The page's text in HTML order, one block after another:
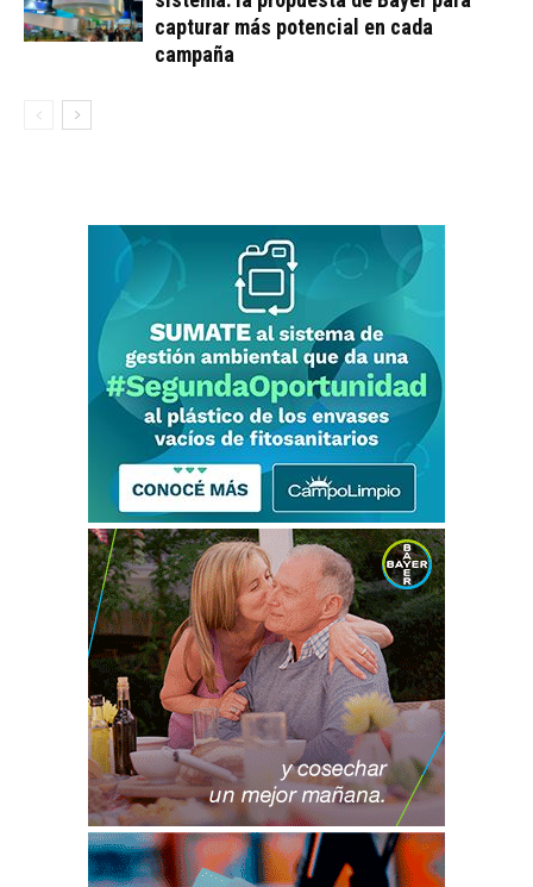
capturar más potencial en cada
campaña